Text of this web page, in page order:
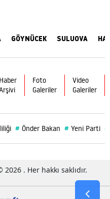
GÖYNÜCEK SULUOVA
Haber
Foto
Galeriler
Video
Galeriler
# Önder Bakan # Yeni Parti #
. Her hakkı saklıdır.